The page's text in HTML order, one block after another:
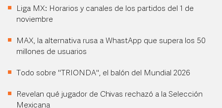
Liga MX: Horarios y canales de los partidos del 1 de
noviembre
MAX, la alternativa rusa a WhastApp que supera los 50
millones de usuarios
Todo sobre "TRIONDA", el balón del Mundial 2026
Revelan qué jugador de Chivas rechazó a la Selección
Mexicana